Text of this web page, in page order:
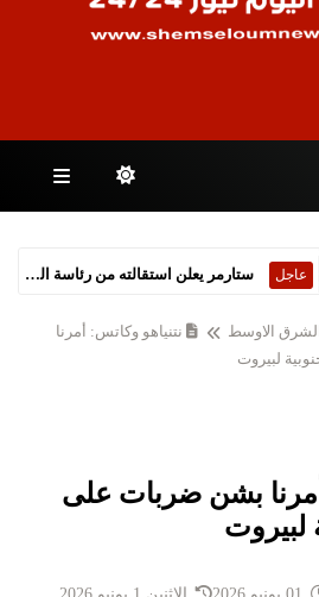
عاجل
الشرق الاوسط
نتنياهو وكاتس: أمرنا
لبيروت
بشن ضربات على
لبيروت